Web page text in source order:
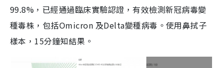
99.8%，已經通過臨床實驗認證，有效檢測新冠病毒變
種毒株，包括Omicron 及Delta變種病毒。使用鼻拭子
樣本，15分鐘知結果。